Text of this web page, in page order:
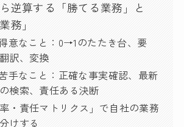
逆算する「勝てる業務」と
務」
意なこと：0→1のたたき台、要
訳、変換
手なこと：正確な事実確認、最新
検索、責任ある決断
率・責任マトリクス」で自社の業務
けする